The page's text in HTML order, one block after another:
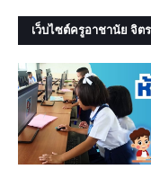
เว็บไซต์ครูอาชานัย จิต